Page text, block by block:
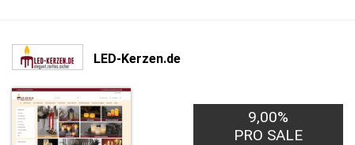
LED-Kerzen.de
9,00%
PRO SALE